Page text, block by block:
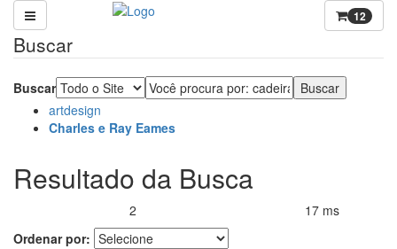
12
Buscar
Buscar
artdesign
Charles e Ray Eames
Resultado da Busca
2
17 ms
Ordenar por: